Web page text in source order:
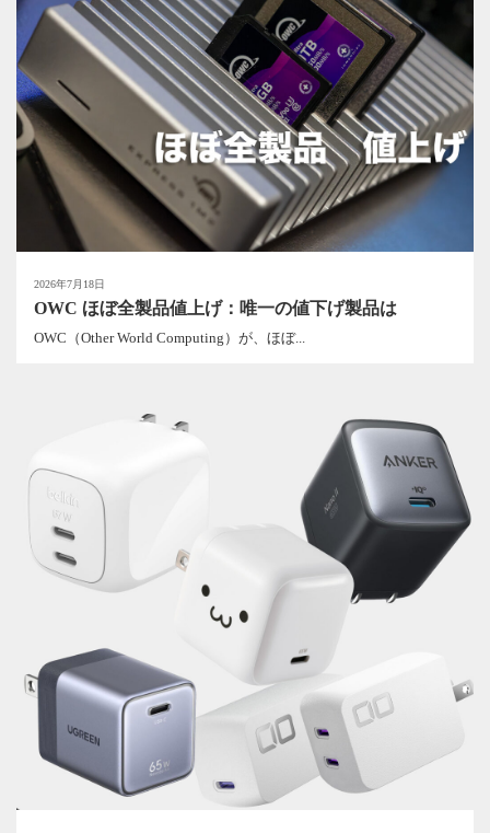
2026年7月18日
OWC ほぼ全製品値上げ：唯一の値下げ製品は
OWC（Other World Computing）が、ほぼ...